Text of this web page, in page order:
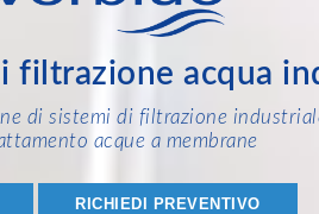
filtrazione acqua
di sistemi di filtrazione
acque a membrane
RICHIEDI PREVENTIVO